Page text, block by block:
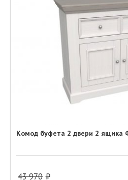
Комод буфета 2 двери 2 ящика
43 970